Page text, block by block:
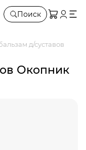
Поиск
д/суставов
Окопник